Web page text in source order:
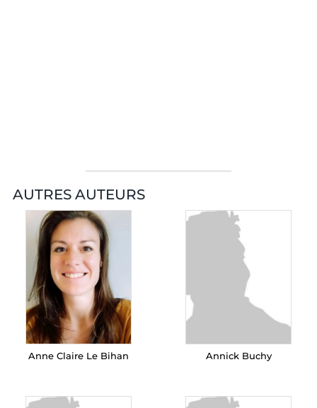
AUTRES AUTEURS
Anne Claire Le Bihan Annick Buchy